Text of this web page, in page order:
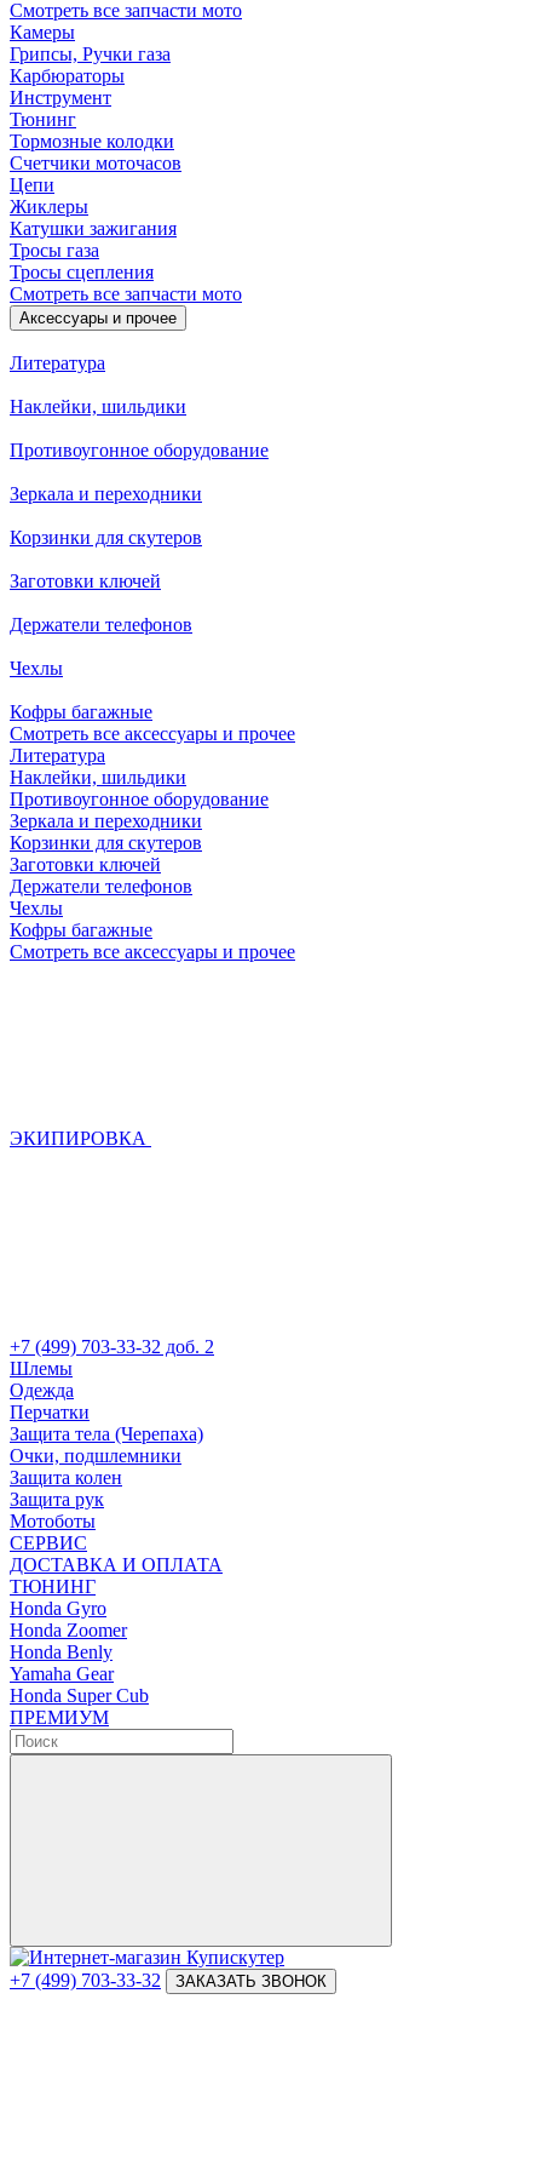
Смотреть все запчасти мото
Камеры
Грипсы, Ручки газа
Карбюраторы
Инструмент
Тюнинг
Тормозные колодки
Счетчики моточасов
Цепи
Жиклеры
Катушки зажигания
Тросы газа
Тросы сцепления
Смотреть все запчасти мото
Аксессуары и прочее
Литература
Наклейки, шильдики
Противоугонное оборудование
Зеркала и переходники
Корзинки для скутеров
Заготовки ключей
Держатели телефонов
Чехлы
Кофры багажные
Смотреть все аксессуары и прочее
Литература
Наклейки, шильдики
Противоугонное оборудование
Зеркала и переходники
Корзинки для скутеров
Заготовки ключей
Держатели телефонов
Чехлы
Кофры багажные
Смотреть все аксессуары и прочее
ЭКИПИРОВКА
+7 (499) 703-33-32 доб. 2
Шлемы
Одежда
Перчатки
Защита тела (Черепаха)
Очки, подшлемники
Защита колен
Защита рук
Мотоботы
СЕРВИС
ДОСТАВКА И ОПЛАТА
ТЮНИНГ
Honda Gyro
Honda Zoomer
Honda Benly
Yamaha Gear
Honda Super Cub
ПРЕМИУМ
+7 (499) 703-33-32 ЗАКАЗАТЬ ЗВОНОК